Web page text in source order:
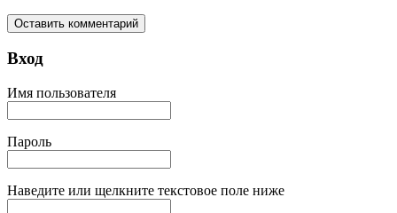
Вход
Имя пользователя
Пароль
Наведите или щелкните текстовое поле ниже